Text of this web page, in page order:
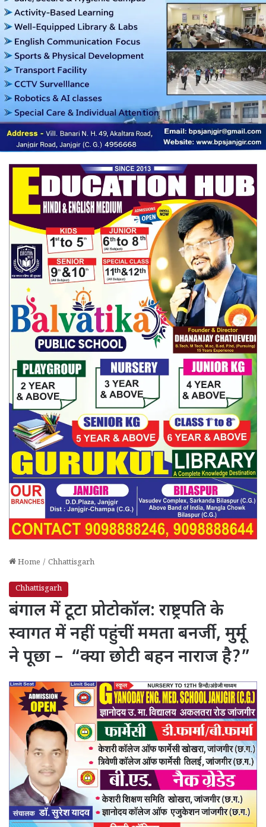
Home / Chhattisgarh
Chhattisgarh
बंगाल में टूटा प्रोटोकॉल: राष्ट्रपति के
स्वागत में नहीं पहुंचीं ममता बनर्जी, मुर्मू
ने पूछा – “क्या छोटी बहन नाराज है?”